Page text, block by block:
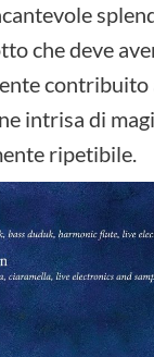
che deve
contribuito
intrisa di
ripetibile.